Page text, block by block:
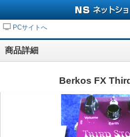
PCサイトへ
商品詳細
Berkos FX